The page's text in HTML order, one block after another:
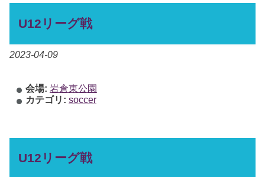
U12リーグ戦
2023-04-09
会場: 岩倉東公園
カテゴリ: soccer
U12リーグ戦